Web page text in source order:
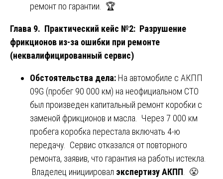
ремонт по гарантии. 🏆
Глава 9. Практический кейс №2: Разрушение
фрикционов из-за ошибки при ремонте
(неквалифицированный сервис)
Обстоятельства дела: На автомобиле с АКПП
09G (пробег 90 000 км) на неофициальном СТО
был произведен капитальный ремонт коробки с
заменой фрикционов и масла. Через 7 000 км
пробега коробка перестала включать 4-ю
передачу. Сервис отказался от повторного
ремонта, заявив, что гарантия на работы истекла.
Владелец инициировал экспертизу АКПП . 😤